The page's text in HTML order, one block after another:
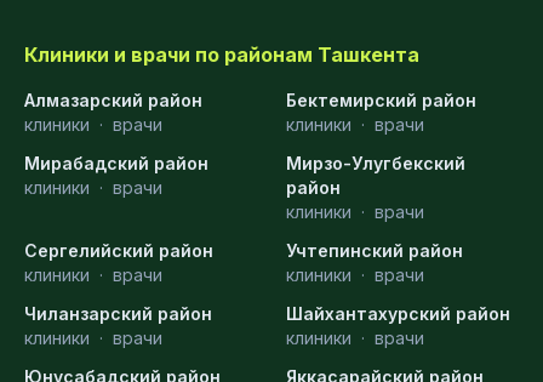
Клиники и врачи по районам Ташкента
Алмазарский район
клиники · врачи
Бектемирский район
клиники · врачи
Мирабадский район
клиники · врачи
Мирзо-Улугбекский
район
клиники · врачи
Сергелийский район
клиники · врачи
Учтепинский район
клиники · врачи
Чиланзарский район
клиники · врачи
Шайхантахурский район
клиники · врачи
Юнусабадский район
Яккасарайский район